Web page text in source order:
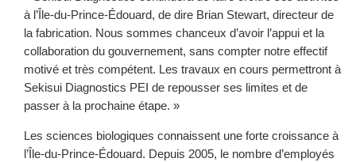
à l’Île-du-Prince-Édouard, de dire Brian Stewart, directeur de
la fabrication. Nous sommes chanceux d’avoir l’appui et la
collaboration du gouvernement, sans compter notre effectif
motivé et très compétent. Les travaux en cours permettront à
Sekisui Diagnostics PEI de repousser ses limites et de
passer à la prochaine étape. »
Les sciences biologiques connaissent une forte croissance à
l’Île-du-Prince-Édouard. Depuis 2005, le nombre d’employés